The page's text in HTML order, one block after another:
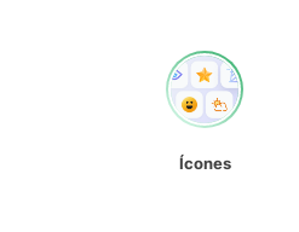
Ícones